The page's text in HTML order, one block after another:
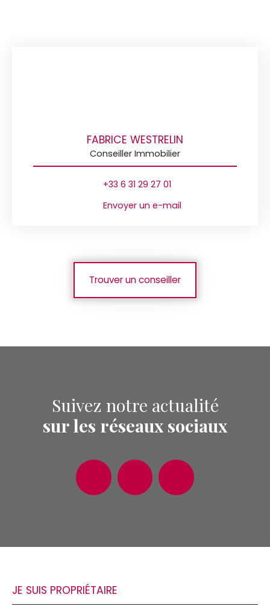
FABRICE WESTRELIN
Conseiller Immobilier
+33 6 31 29 27 01
Envoyer un e-mail
Trouver un conseiller
Suivez notre actualité
sur les réseaux sociaux
JE SUIS PROPRIÉTAIRE